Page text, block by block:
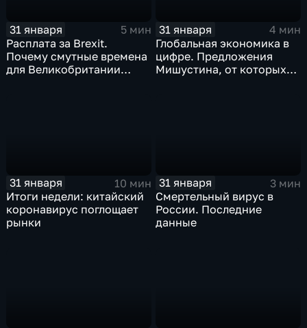
31 января
5 мин
Расплата за Brexit.
Почему смутные времена
для Великобритании
31 января
4 мин
Глобальная экономика в
цифре. Предложения
Мишустина, от которых
31 января
10 мин
Итоги недели: китайский
коронавирус поглощает
рынки
31 января
3 мин
Смертельный вирус в
России. Последние
данные